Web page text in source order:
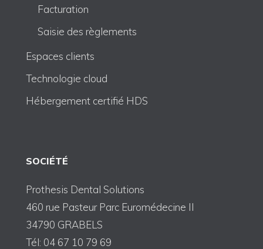
Facturation
Saisie des règlements
Espaces clients
Technologie cloud
Hébergement certifié HDS
SOCIÉTÉ
Prothesis Dental Solutions
460 rue Pasteur Parc Euromédecine II
34790 GRABELS
Tél: 04 67 10 79 69